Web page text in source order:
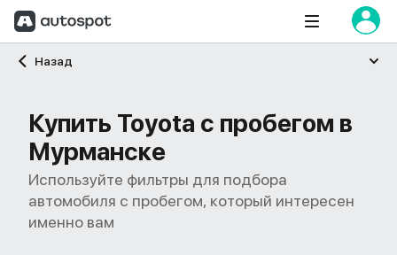
Назад
Главная
Купить Toyota с пробегом в
Мурманске
Используйте фильтры для подбора
автомобиля с пробегом, который интересен
именно вам